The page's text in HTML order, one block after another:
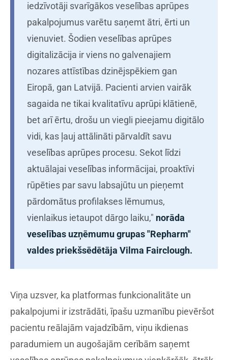
iedzīvotāji svarīgākos veselības aprūpes
pakalpojumus varētu saņemt ātri, ērti un
vienuviet. Šodien veselības aprūpes
digitalizācija ir viens no galvenajiem
nozares attīstības dzinējspēkiem gan
Eiropā, gan Latvijā. Pacienti arvien vairāk
sagaida ne tikai kvalitatīvu aprūpi klātienē,
bet arī ērtu, drošu un viegli pieejamu digitālo
vidi, kas ļauj attālināti pārvaldīt savu
veselības aprūpes procesu. Sekot līdzi
aktuālajai veselības informācijai, proaktīvi
rūpēties par savu labsajūtu un pieņemt
pārdomātus profilakses lēmumus,
vienlaikus ietaupot dārgo laiku," norāda
veselības uzņēmumu grupas "Repharm"
valdes priekšsēdētāja Vilma Fairclough.
Viņa uzsver, ka platformas funkcionalitāte un
pakalpojumi ir izstrādāti, īpašu uzmanību pievēršot
pacientu reālajām vajadzībām, viņu ikdienas
paradumiem un augošajām cerībām saņemt